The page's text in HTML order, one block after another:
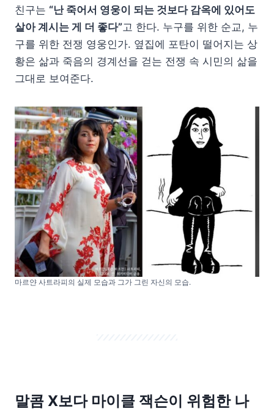
친구는 “난 죽어서 영웅이 되는 것보다 감옥에 있어도
살아 계시는 게 더 좋다”고 한다. 누구를 위한 순교, 누
구를 위한 전쟁 영웅인가. 옆집에 포탄이 떨어지는 상
황은 삶과 죽음의 경계선을 걷는 전쟁 속 시민의 삶을
그대로 보여준다.
마르얀 사트라피의 실제 모습과 그가 그린 자신의 모습.
말콤 X보다 마이클 잭슨이 위험한 나